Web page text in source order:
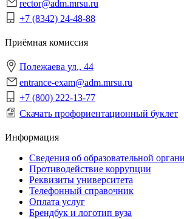
rector@adm.mrsu.ru
+7 (8342) 24-48-88
Приёмная комиссия
Полежаева ул., 44
entrance-exam@adm.mrsu.ru
+7 (800) 222-13-77
Скачать профориентационный буклет
Информация
Сведения об образовательной
Противодействие коррупции
Реквизиты университета
Телефонный справочник
Оплата услуг
Брендбук и логотип вуза